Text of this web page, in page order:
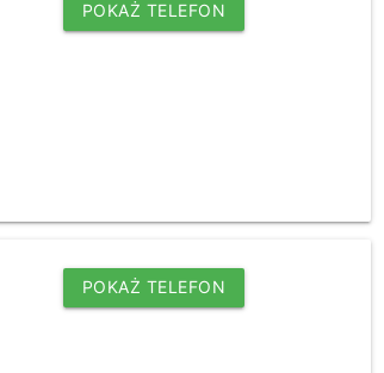
POKAŻ TELEFON
POKAŻ TELEFON